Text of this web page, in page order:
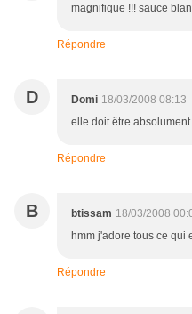
magnifique !!! sauce
Répondre
D Domi 18/03/2008 08:13
elle doit être
Répondre
B btissam 18/03/2008
hmm j'adore tous ce qui
Répondre